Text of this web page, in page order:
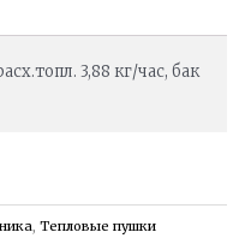
3,88 кг/час, бак
, Тепловые пушки